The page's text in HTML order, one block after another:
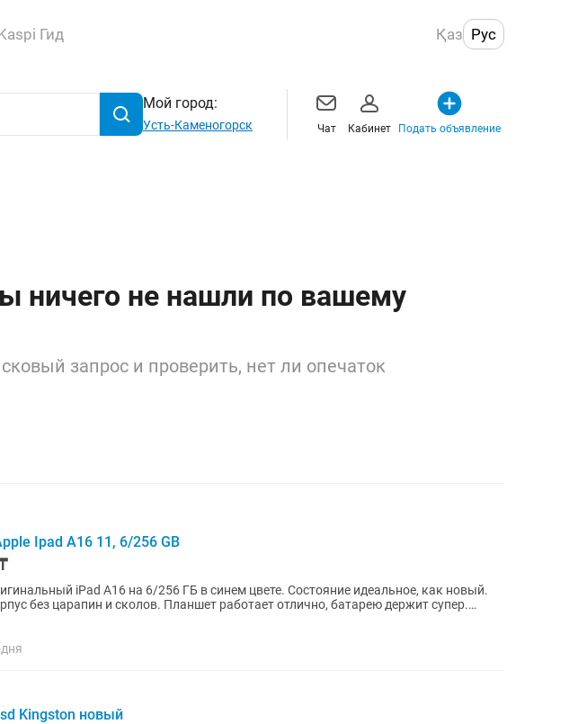
Гид Қаз Рус
Мой город:
Усть-Каменогорск Чат Кабинет Подать объявление
ничего не нашли по вашему
запрос и проверить, нет ли опечаток
Ipad A16 11, 6/256 GB
iPad А16 на 6/256 ГБ в синем цвете. Состояние идеальное, как новый.
без царапин и сколов. Планшет работает отлично, батарею держит супер.
Kingston новый